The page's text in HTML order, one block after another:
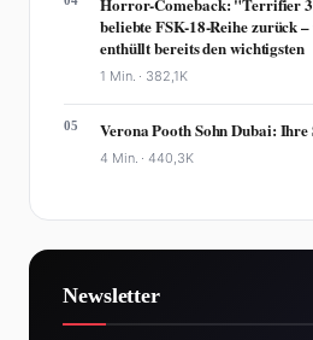
beliebte FSK-18-Reihe zurück
enthüllt bereits den wichtigsten
1 Min. · 382,1K
05 Verona Pooth Sohn Dubai:
4 Min. ·440,3K
Newsletter